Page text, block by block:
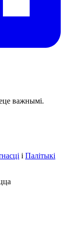
важнымі.
і Палітыкі